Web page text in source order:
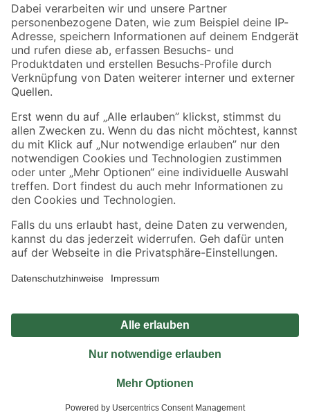
Zahlungsarten Versandarten
Sicher einkaufen
Jetzt die toom-App herunterladen
Alle Preisangaben in EUR inkl. gesetzl. MwSt.. Die dargestellten Angebote sind unter
Umständen nicht in allen Märkten verfügbar. Die angegebenen Verfügbarkeiten beziehen
Produkte nur solange der Vorrat reicht.
*Paketversand ab 59 € versandkostenfrei, gilt nicht für Artikel mit Speditionsversand, hier
Privatsphäre Impressum
Nutzungsbedingungen
Widerrufsrecht
Vertrag widerrufen
© 2026 toom Baumarkt GmbH